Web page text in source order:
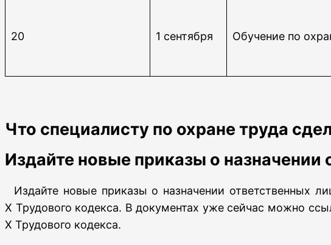
20 1 сентября Обучение по
Что специалисту по охране труда
Издайте новые приказы о назначении
Издайте новые приказы о назначении ответственных
X Трудового кодекса. В документах уже сейчас можно
X Трудового кодекса.